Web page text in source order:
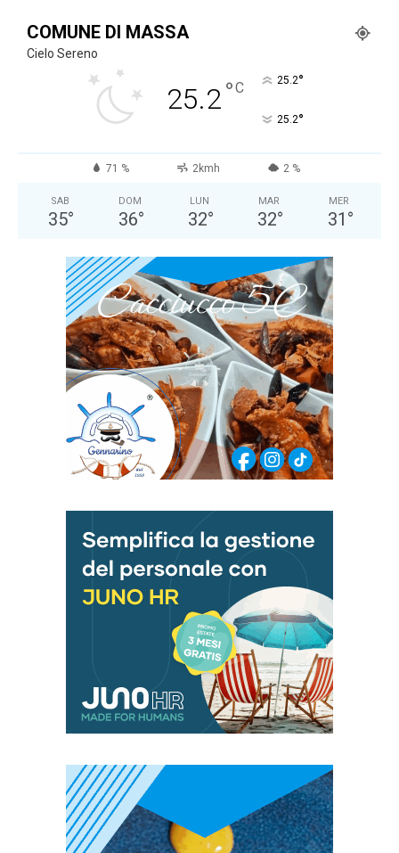
COMUNE DI MASSA
Cielo Sereno
25.2°C 25.2°
25.2°
71 % 2kmh 2 %
SAB
35°
DOM
36°
LUN
32°
MAR
32°
MER
31 °